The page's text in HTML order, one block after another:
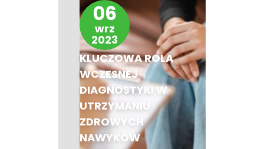
06
wrz
2023
KLUCZOWA ROLA
WCZESNEJ
DIAGNOSTYKI W
UTRZYMANIU
ZDROWYCH
NAWYKÓW